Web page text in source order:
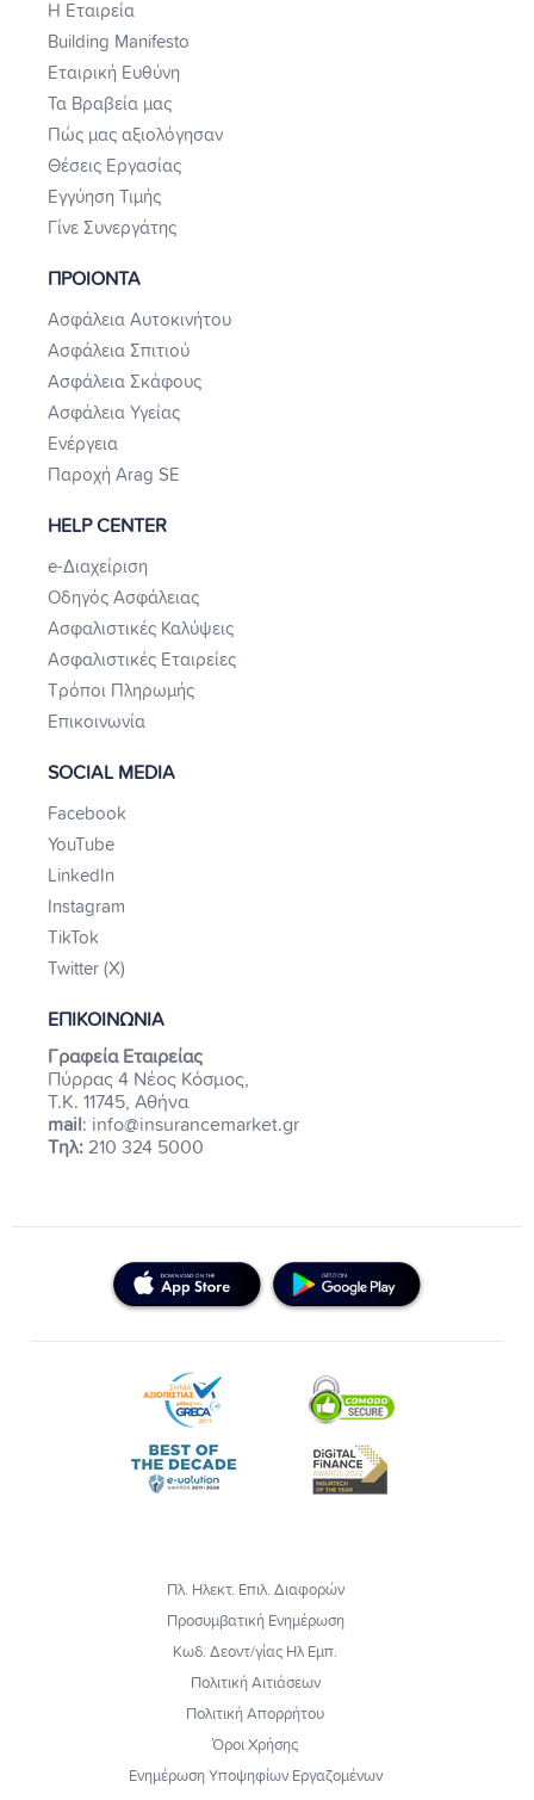
Η Εταιρεία
Building Manifesto
Εταιρική Ευθύνη
Τα Βραβεία μας
Πώς μας αξιολόγησαν
Θέσεις Εργασίας
Εγγύηση Τιμής
Γίνε Συνεργάτης
ΠΡΟΙΟΝΤΑ
Ασφάλεια Αυτοκινήτου
Ασφάλεια Σπιτιού
Ασφάλεια Σκάφους
Ασφάλεια Υγείας
Ενέργεια
Παροχή Arag SE
HELP CENTER
e-Διαχείριση
Οδηγός Ασφάλειας
Ασφαλιστικές Καλύψεις
Ασφαλιστικές Εταιρείες
Τρόποι Πληρωμής
Επικοινωνία
SOCIAL MEDIA
Facebook
YouTube
LinkedIn
Instagram
TikTok
Twitter (X)
ΕΠΙΚΟΙΝΩΝΙΑ
Γραφεία Εταιρείας
Πύρρας 4 Νέος Κόσμος,
Τ.Κ. 11745, Αθήνα
mail : info@insurancemarket.gr
Τηλ: 210 324 5000
Πλ. Ηλεκτ. Επιλ. Διαφορών
Προσυμβατική Ενημέρωση
Κωδ. Δεοντ/γίας Ηλ Εμπ.
Πολιτική Αιτιάσεων
Πολιτική Απορρήτου
Όροι Χρήσης
Ενημέρωση Υποψηφίων Εργαζομένων